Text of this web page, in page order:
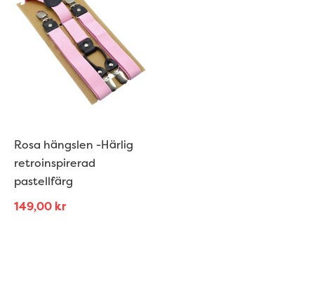
Rosa hängslen -Härlig
retroinspirerad
pastellfärg
149,00 kr